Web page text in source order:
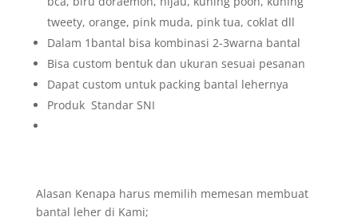
tweety, orange, pink muda, pink tua, coklat dll
Dalam 1bantal bisa kombinasi 2-3warna bantal
Bisa custom bentuk dan ukuran sesuai pesanan
Dapat custom untuk packing bantal lehernya
Produk Standar SNI
Alasan Kenapa harus memilih memesan membuat
bantal leher di Kami;